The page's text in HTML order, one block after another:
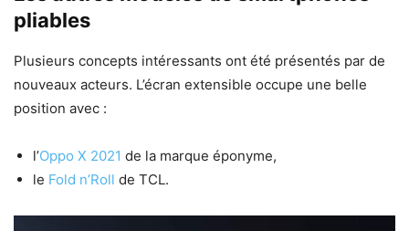
pliables
Plusieurs concepts intéressants ont été présentés par de
nouveaux acteurs. L’écran extensible occupe une belle
position avec :
l’Oppo X 2021 de la marque éponyme,
le Fold n’Roll de TCL.